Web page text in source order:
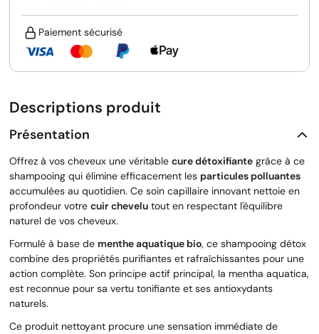
Paiement sécurisé
Descriptions produit
Présentation
Offrez à vos cheveux une véritable cure détoxifiante grâce à ce
shampooing qui élimine efficacement les particules polluantes
accumulées au quotidien. Ce soin capillaire innovant nettoie en
profondeur votre cuir chevelu tout en respectant l'équilibre
naturel de vos cheveux.
Formulé à base de menthe aquatique bio, ce shampooing détox
combine des propriétés purifiantes et rafraîchissantes pour une
action complète. Son principe actif principal, la mentha aquatica,
est reconnue pour sa vertu tonifiante et ses antioxydants
naturels.
Ce produit nettoyant procure une sensation immédiate de